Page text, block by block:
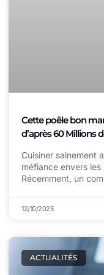
Cette poêle bon
d’après 60 Millions
Cuisiner sainement
méfiance envers
Récemment, un
12/10/2025
ACTUALITÉS